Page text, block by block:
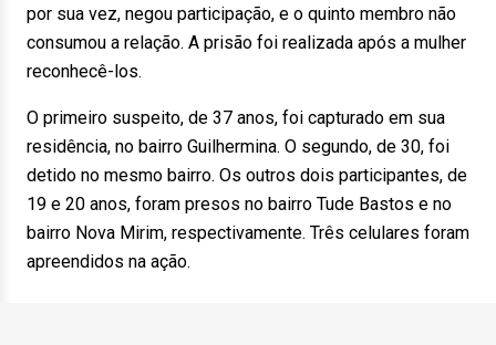
por sua vez, negou participação, e o quinto membro não
consumou a relação. A prisão foi realizada após a mulher
reconhecê-los.
O primeiro suspeito, de 37 anos, foi capturado em sua
residência, no bairro Guilhermina. O segundo, de 30, foi
detido no mesmo bairro. Os outros dois participantes, de
19 e 20 anos, foram presos no bairro Tude Bastos e no
bairro Nova Mirim, respectivamente. Três celulares foram
apreendidos na ação.